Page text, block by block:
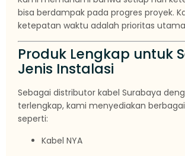
bisa berdampak pada progres proyek.
ketepatan waktu adalah prioritas
Produk Lengkap untuk
Jenis Instalasi
Sebagai distributor kabel Surabaya
terlengkap, kami menyediakan
seperti:
Kabel NYA